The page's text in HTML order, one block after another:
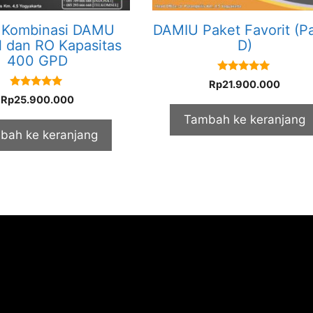
DAMU
dan RO Kapasitas
400 GPD
5.00
out of 5
Rp25.900.000
ke keranjang
DAMIU Paket Favorit
D)
5.00
out of 5
Rp21.900.000
Tambah ke keranjang